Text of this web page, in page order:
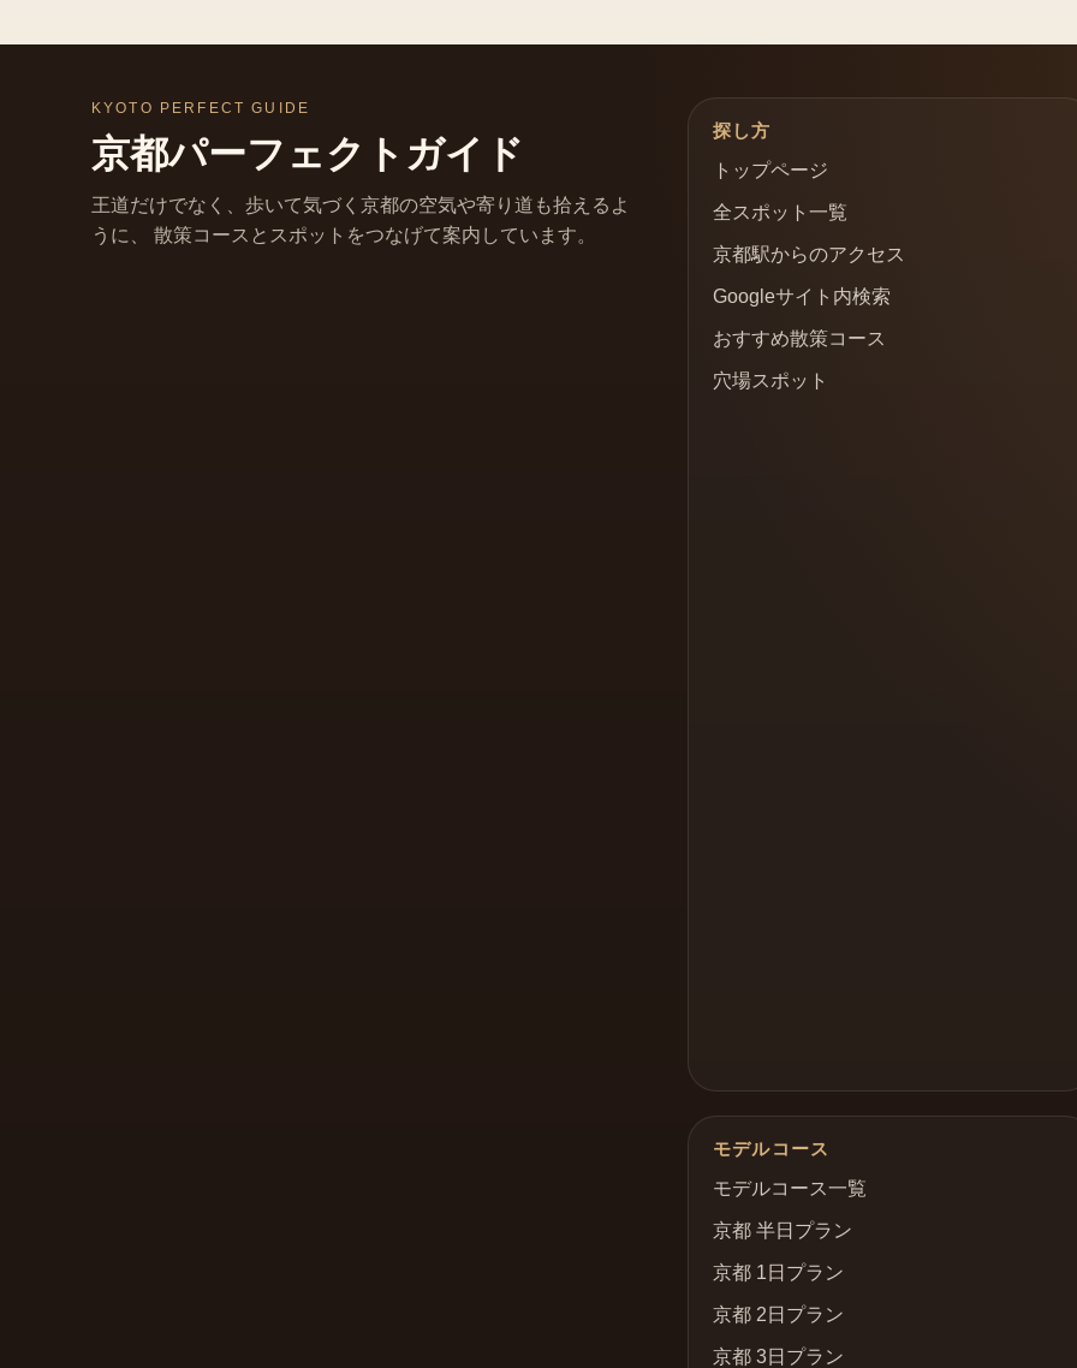
KYOTO PERFECT GUIDE
京都パーフェクトガイド
王道だけでなく、歩いて気づく京都の空気や寄り道も拾えるよ
うに、 散策コースとスポットをつなげて案内しています。
探し方
トップページ
全スポット一覧
京都駅からのアクセス
Googleサイト内検索
おすすめ散策コース
穴場スポット
モデルコース
モデルコース一覧
京都 半日プラン
京都 1日プラン
京都 2日プラン
京都 3日プラン